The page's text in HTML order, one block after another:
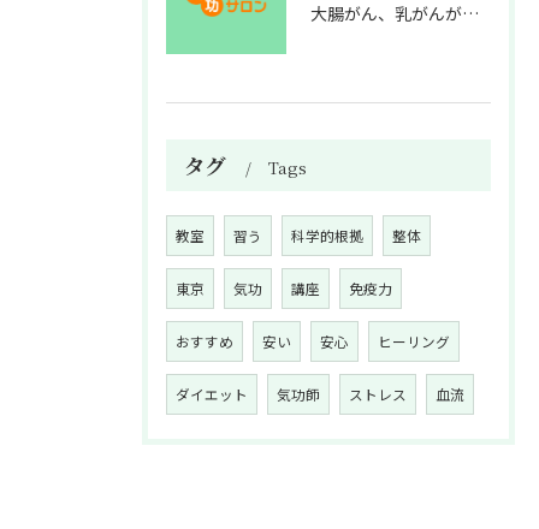
大腸がん、乳がんが増えた理由
タグ Tags
教室 習う 科学的根拠 整体
東京 気功 講座 免疫力
おすすめ 安い 安心 ヒーリング
ダイエット 気功師 ストレス 血流